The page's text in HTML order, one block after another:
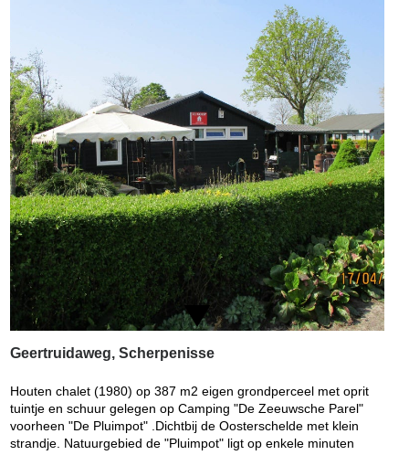
Geertruidaweg, Scherpenisse
Houten chalet (1980) op 387 m2 eigen grondperceel met oprit
tuintje en schuur gelegen op Camping "De Zeeuwsche Parel"
voorheen "De Pluimpot" .Dichtbij de Oosterschelde met klein
strandje. Natuurgebied de "Pluimpot" ligt op enkele minuten